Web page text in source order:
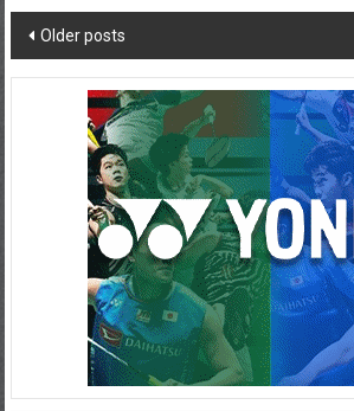
Posts
navigation
Older posts